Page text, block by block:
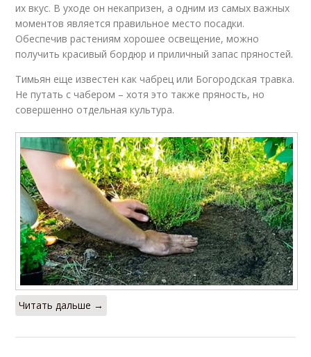
их вкус. В уходе он некапризен, а одним из самых важных
моментов является правильное место посадки.
Обеспечив растениям хорошее освещение, можно
получить красивый бордюр и приличный запас пряностей.
Тимьян еще известен как чабрец или Богородская травка.
Не путать с чабером – хотя это также пряность, но
совершенно отдельная культура.
Читать дальше →